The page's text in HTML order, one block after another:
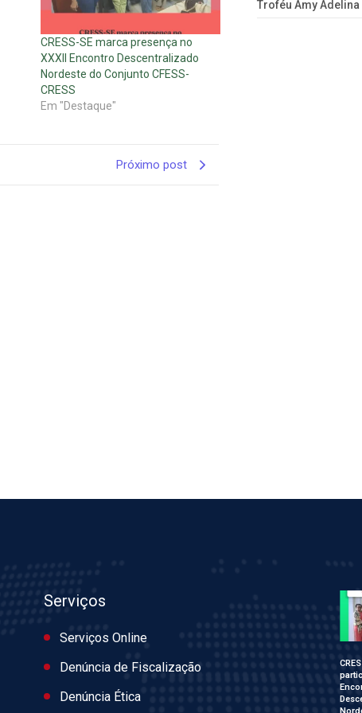
CRESS-SE marca presença no
XXXII Encontro Descentralizado
Nordeste do Conjunto CFESS-
CRESS
Em "Destaque"
Troféu Amy Adelina
Próximo post
Serviços
Serviços Online
Denúncia de Fiscalização
Denúncia Ética